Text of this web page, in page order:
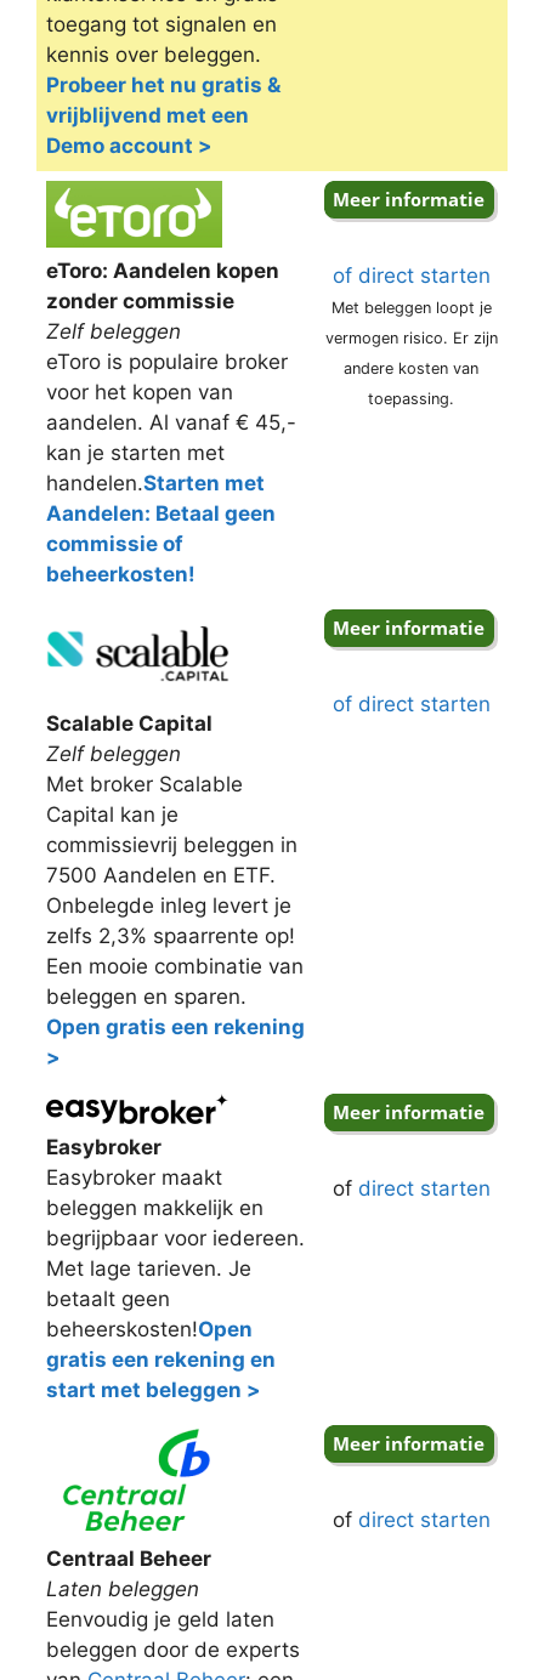
toegang tot signalen en
kennis over beleggen.
Probeer het nu gratis &
vrijblijvend met een
Demo account >
eToro: Aandelen kopen
zonder commissie
Zelf beleggen
eToro is populaire broker
voor het kopen van
aandelen. Al vanaf € 45,-
kan je starten met
handelen.Starten met
Aandelen: Betaal geen
commissie of
beheerkosten!
of direct starten
Met beleggen loopt je
vermogen risico. Er zijn
andere kosten van
toepassing.
Scalable Capital
Zelf beleggen
Met broker Scalable
Capital kan je
commissievrij beleggen in
7500 Aandelen en ETF.
Onbelegde inleg levert je
zelfs 2,3% spaarrente op!
Een mooie combinatie van
beleggen en sparen.
Open gratis een rekening
>
of direct starten
Easybroker
Easybroker maakt
beleggen makkelijk en
begrijpbaar voor iedereen.
Met lage tarieven. Je
betaalt geen
beheerskosten!Open
gratis een rekening en
start met beleggen >
of direct starten
Centraal Beheer
Laten beleggen
Eenvoudig je geld laten
beleggen door de experts
of direct starten